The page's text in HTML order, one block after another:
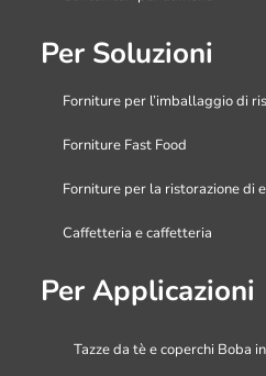
Per Soluzioni
Forniture per l’imballaggio di
Forniture Fast Food
Forniture per la ristorazione di
Caffetteria e caffetteria
Per Applicazioni
Tazze da tè e coperchi Boba